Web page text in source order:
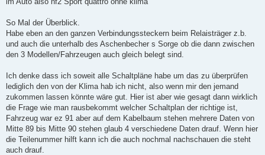
So Mal der Überblick.
Habe eben an den ganzen Verbindungssteckern beim Relaisträger z.b.
und auch die unterhalb des Aschenbecher s Sorge ob die dann zwischen
den 3 Modellen/Fahrzeugen auch gleich belegt sind.
Ich denke dass ich soweit alle Schaltpläne habe um das zu überprüfen
lediglich den von der Klima hab ich nicht, also wenn mir den jemand
zukommen lassen könnte wäre gut. Hier ist aber wie gesagt dann wirklich
die Frage wie man rausbekommt welcher Schaltplan der richtige ist,
Fahrzeug war ez 91 aber auf dem Kabelbaum stehen mehrere Daten von
Mitte 89 bis Mitte 90 stehen glaub 4 verschiedene Daten drauf. Wenn hier
die Teilenummer hilft kann ich die auch nochmal nachschauen die steht
auch drauf.